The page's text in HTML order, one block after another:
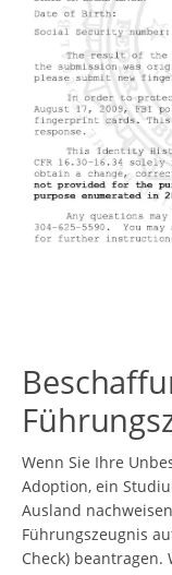
Wenn Sie Ihre
Adoption, ein
Ausland
Führungszeugnis
Check)